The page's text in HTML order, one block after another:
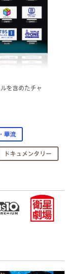
を含めたチャ
華流
ドキュメンタリー